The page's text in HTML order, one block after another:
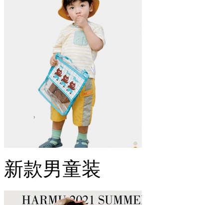
新款男童装